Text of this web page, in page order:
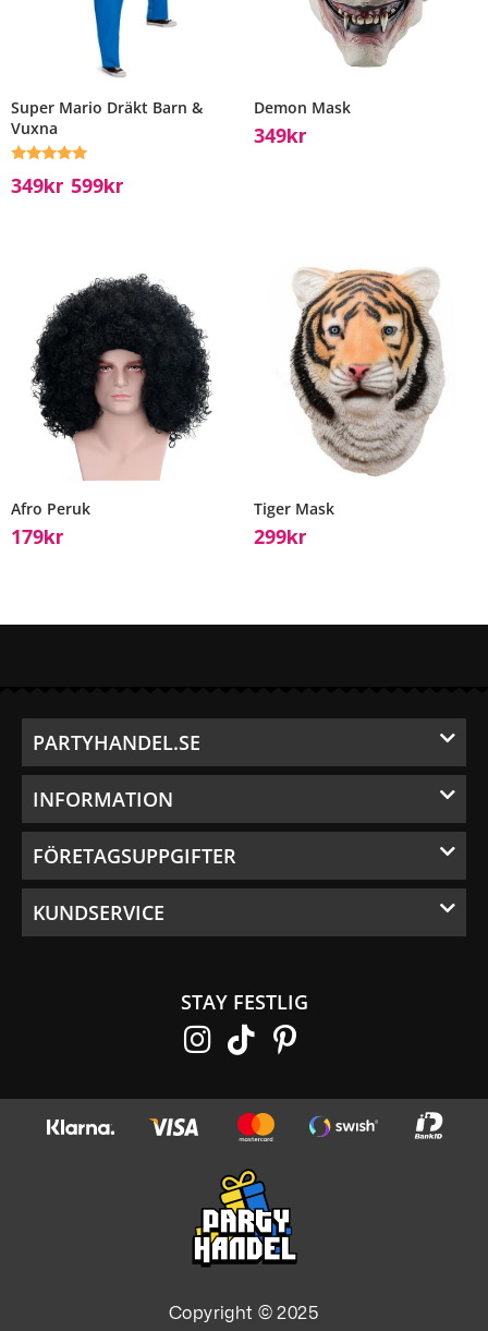
Super Mario Dräkt Barn &
Vuxna
5.00
349Kr 599Kr
Demon Mask
349Kr
Afro Peruk
179Kr
Tiger Mask
299Kr
PARTYHANDEL.SE
INFORMATION
FÖRETAGSUPPGIFTER
KUNDSERVICE
STAY FESTLIG
Copyright © 2025